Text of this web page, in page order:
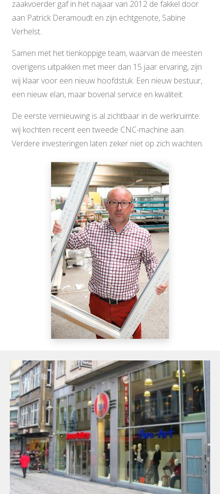
zaakvoerder gaf in het najaar van 2012 de fakkel door
aan Patrick Deramoudt en zijn echtgenote, Sabine
Verhelst.
Samen met het tienkoppige team, waarvan de meesten
overigens uitpakken met meer dan 15 jaar ervaring, zijn
wij klaar voor een nieuw hoofdstuk. Een nieuw bestuur,
een nieuw elan, maar bovenal service en kwaliteit.
De eerste vernieuwing is al zichtbaar in de werkruimte:
wij kochten recent een tweede CNC-machine aan.
Verdere investeringen laten zeker niet op zich wachten.